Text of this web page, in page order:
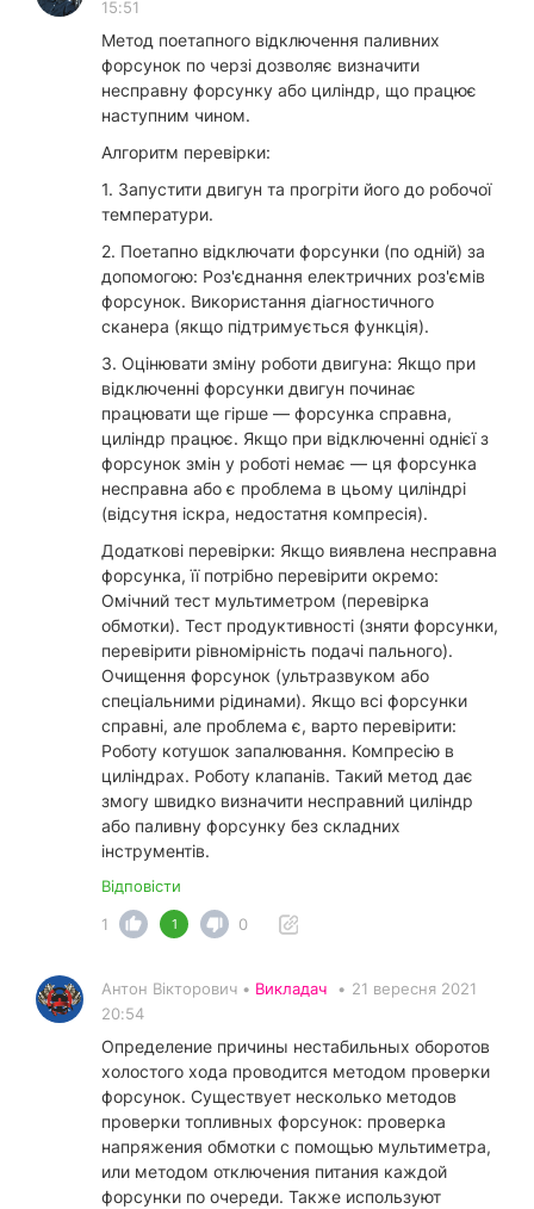
15:51
Метод поетапного відключення паливних
форсунок по черзі дозволяє визначити
несправну форсунку або циліндр, що працює
наступним чином.
Алгоритм перевірки:
1. Запустити двигун та прогріти його до робочої
температури.
2. Поетапно відключати форсунки (по одній) за
допомогою: Роз'єднання електричних роз'ємів
форсунок. Використання діагностичного
сканера (якщо підтримується функція).
3. Оцінювати зміну роботи двигуна: Якщо при
відключенні форсунки двигун починає
працювати ще гірше — форсунка справна,
циліндр працює. Якщо при відключенні однієї з
форсунок змін у роботі немає — ця форсунка
несправна або є проблема в цьому циліндрі
(відсутня іскра, недостатня компресія).
Додаткові перевірки: Якщо виявлена несправна
форсунка, її потрібно перевірити окремо:
Омічний тест мультиметром (перевірка
обмотки). Тест продуктивності (зняти форсунки,
перевірити рівномірність подачі пального).
Очищення форсунок (ультразвуком або
спеціальними рідинами). Якщо всі форсунки
справні, але проблема є, варто перевірити:
Роботу котушок запалювання. Компресію в
циліндрах. Роботу клапанів. Такий метод дає
змогу швидко визначити несправний циліндр
або паливну форсунку без складних
інструментів.
Відповісти
1
1 0
Антон Вікторович • Викладач • 21 вересня 2021
20:54
Определение причины нестабильных оборотов
холостого хода проводится методом проверки
форсунок. Существует несколько методов
проверки топливных форсунок: проверка
напряжения обмотки с помощью мультиметра,
или методом отключения питания каждой
форсунки по очереди. Также используют